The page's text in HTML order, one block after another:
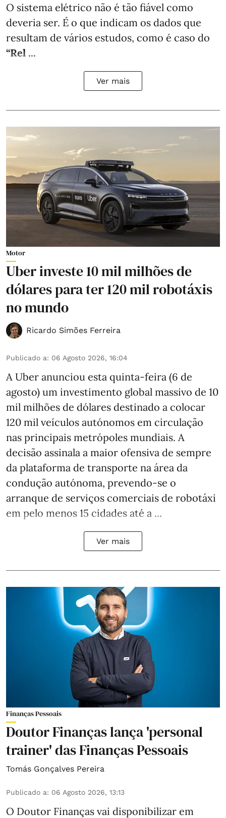
O sistema elétrico não é tão fiável como
deveria ser. É o que indicam os dados que
resultam de vários estudos, como é caso do
“Rel ...
Ver mais
Motor
Uber investe 10 mil milhões de
dólares para ter 120 mil robotáxis
no mundo
Ricardo Simões Ferreira
Publicado a: 06 Agosto 2026, 16:04
A Uber anunciou esta quinta-feira (6 de
agosto) um investimento global massivo de 10
mil milhões de dólares destinado a colocar
120 mil veículos autónomos em circulação
nas principais metrópoles mundiais. A
decisão assinala a maior ofensiva de sempre
da plataforma de transporte na área da
condução autónoma, prevendo-se o
arranque de serviços comerciais de robotáxi
em pelo menos 15 cidades até a ...
Ver mais
Finanças Pessoais
Doutor Finanças lança 'personal
trainer' das Finanças Pessoais
Tomás Gonçalves Pereira
Publicado a: 06 Agosto 2026, 13:13
O Doutor Finanças vai disponibilizar em